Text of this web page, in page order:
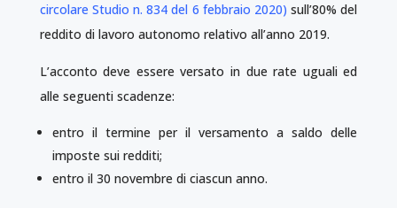
circolare Studio n. 834 del 6 febbraio 2020) sull’80% del
reddito di lavoro autonomo relativo all’anno 2019.
L’acconto deve essere versato in due rate uguali ed
alle seguenti scadenze:
entro il termine per il versamento a saldo delle
imposte sui redditi;
entro il 30 novembre di ciascun anno.